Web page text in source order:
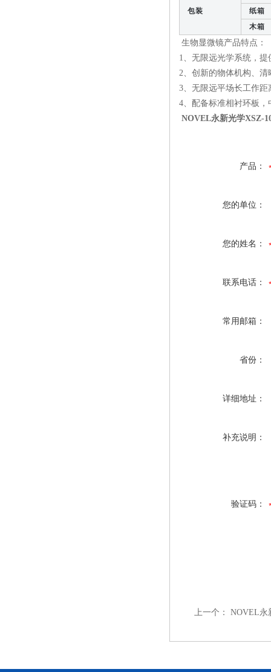
包装
纸箱
木箱
生物显微镜产品特点：
1、无限远光学系统，
2、创新的物体机构、
3、无限远平场长工作
4、配备标准相衬环板
NOVEL永新光学XSZ-
产品：
您的单位：
您的姓名：
联系电话：
常用邮箱：
省份：
详细地址：
补充说明：
验证码：
上一个： NOVEL永